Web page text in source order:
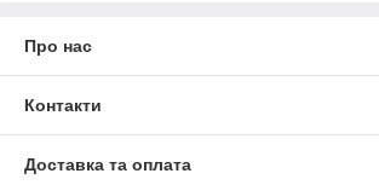
Про нас
Контакти
Доставка та оплата